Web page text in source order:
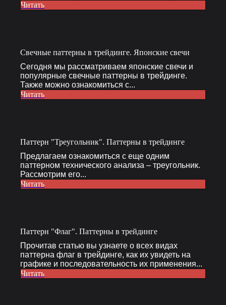
Читать
Свечные паттерны в трейдинге. Японские свечи
Сегодня мы рассматриваем японские свечи и
популярные свечные паттерны в трейдинге.
Также можно ознакомиться с...
Читать
Паттерн "Треугольник". Паттерны в трейдинге
Предлагаем ознакомиться с еще одним
паттерном технического анализа – треугольник.
Рассмотрим его...
Читать
Паттерн "Флаг". Паттерны в трейдинге
Прочитав статью вы узнаете о всех видах
паттерна флаг в трейдинге, как их увидеть на
графике и последовательность их применения...
Читать